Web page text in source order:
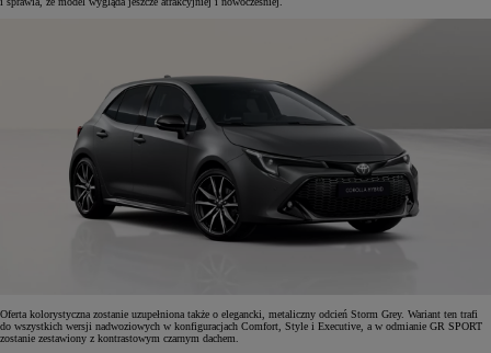
Oferta kolorystyczna zostanie uzupełniona także o elegancki, metaliczny odcień Storm Grey. Wariant ten trafi
do wszystkich wersji nadwoziowych w konfiguracjach Comfort, Style i Executive, a w odmianie GR SPORT
zostanie zestawiony z kontrastowym czarnym dachem.